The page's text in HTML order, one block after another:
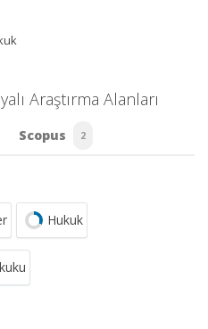
Araştırma Alanları
Scopus 2
Hukuk